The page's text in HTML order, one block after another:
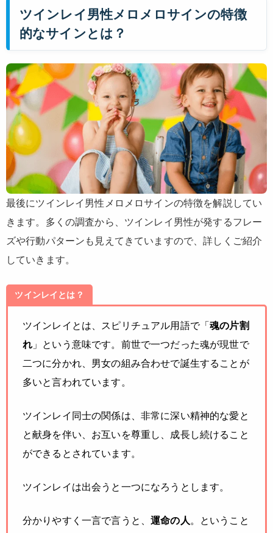
ツインレイ男性メロメロサインの特徴
的なサインとは？
最後にツインレイ男性メロメロサインの特徴を解説してい
きます。多くの調査から、ツインレイ男性が発するフレー
ズや行動パターンも見えてきていますので、詳しくご紹介
していきます。
ツインレイとは？
ツインレイとは、スピリチュアル用語で「魂の片割
れ 」という意味です。前世で一つだった魂が現世で
二つに分かれ、男女の組み合わせで誕生することが
多いと言われています。
ツインレイ同士の関係は、非常に深い精神的な愛と
と献身を伴い、お互いを尊重し、成長し続けること
ができるとされています。
ツインレイは出会うと一つになろうとします。
分かりやすく一言で言うと、運命の人 。ということ